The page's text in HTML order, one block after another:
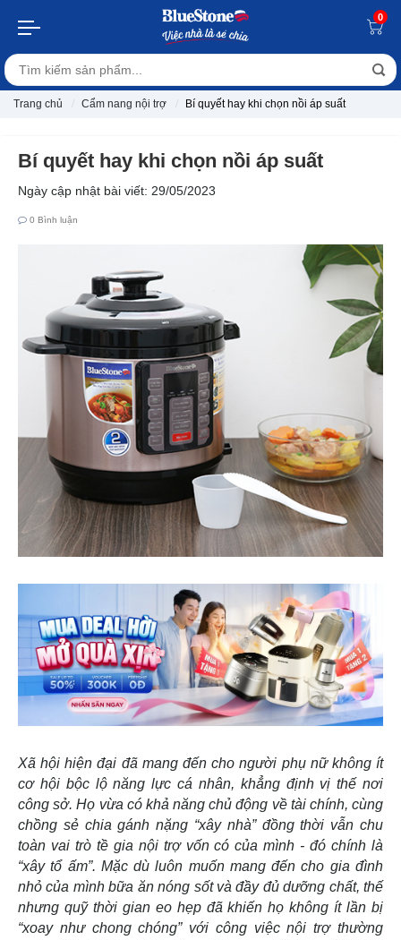
0
Trang chủ Cẩm nang nội trợ Bí quyết hay khi chọn nồi áp suất
Bí quyết hay khi chọn nồi áp suất
Ngày cập nhật bài viết: 29/05/2023
0 Bình luận
Xã hội hiện đại đã mang đến cho người phụ nữ không ít
cơ hội bộc lộ năng lực cá nhân, khẳng định vị thế nơi
công sở. Họ vừa có khả năng chủ động về tài chính, cùng
chồng sẻ chia gánh nặng “xây nhà” đồng thời vẫn chu
toàn vai trò tề gia nội trợ vốn có của mình - đó chính là
“xây tổ ấm”. Mặc dù luôn muốn mang đến cho gia đình
nhỏ của mình bữa ăn nóng sốt và đầy đủ dưỡng chất, thế
nhưng quỹ thời gian eo hẹp đã khiến họ không ít lần bị
“xoay như chong chóng” với công việc nội trợ thường